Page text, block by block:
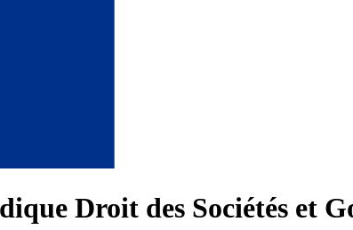
Droit des Sociétés et